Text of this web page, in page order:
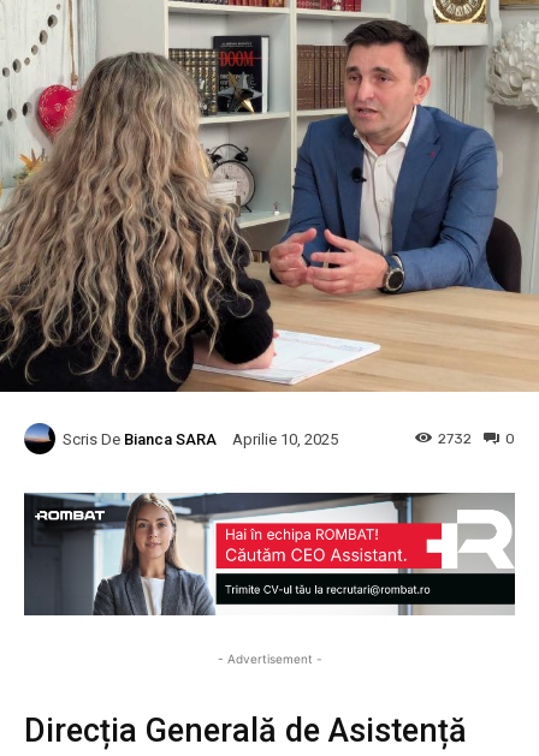
Scris De Bianca SARA Aprilie 10, 2025 0
2732
- Advertisement -
Direcția Generală de Asistență